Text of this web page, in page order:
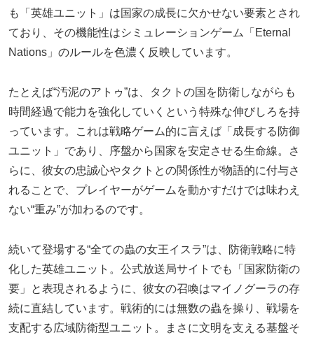
も「英雄ユニット」は国家の成長に欠かせない要素とされ
ており、その機能性はシミュレーションゲーム「Eternal
Nations」のルールを色濃く反映しています。
たとえば“汚泥のアトゥ”は、タクトの国を防衛しながらも
時間経過で能力を強化していくという特殊な伸びしろを持
っています。これは戦略ゲーム的に言えば「成長する防御
ユニット」であり、序盤から国家を安定させる生命線。さ
らに、彼女の忠誠心やタクトとの関係性が物語的に付与さ
れることで、プレイヤーがゲームを動かすだけでは味わえ
ない“重み”が加わるのです。
続いて登場する“全ての蟲の女王イスラ”は、防衛戦略に特
化した英雄ユニット。公式放送局サイトでも「国家防衛の
要」と表現されるように、彼女の召喚はマイノグーラの存
続に直結しています。戦術的には無数の蟲を操り、戦場を
支配する広域防衛型ユニット。まさに文明を支える基盤そ